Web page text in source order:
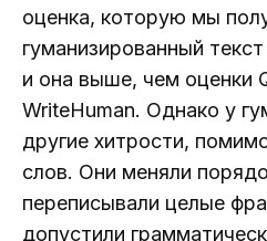
оценка, которую мы
гуманизированный
и она выше, чем оценки
WriteHuman. Однако у
другие хитрости,
слов. Они меняли
переписывали целые
допустили